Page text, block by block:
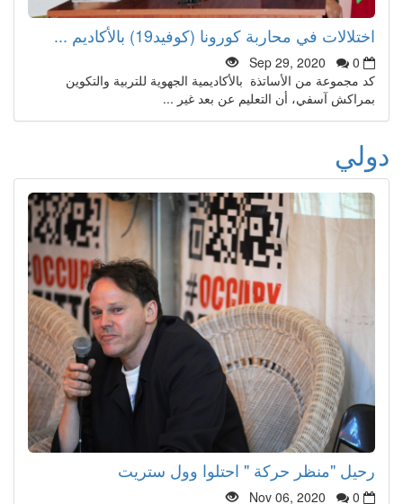
اختلالات في محاربة كورونا (كوفيد19) بالأكاديم ...
Sep 29, 2020
0
كد مجموعة من الأساتذة بالأكاديمية الجهوية للتربية والتكوين
بمراكش آسفي، أن التعليم عن بعد غير ...
دولي
رحيل "منظر حركة " احتلوا وول ستريت
Nov 06, 2020 0